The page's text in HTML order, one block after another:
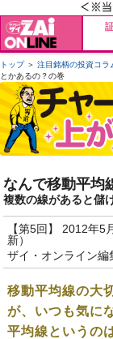
トップ＞ 注目銘柄の投資コラ
とかあるの？の巻
なんで移動平均
複数の線があると儲
【第5回】 2012年
新）
ザイ・オンライン編
移動平均線の大
が、いつも気に
平均線というの